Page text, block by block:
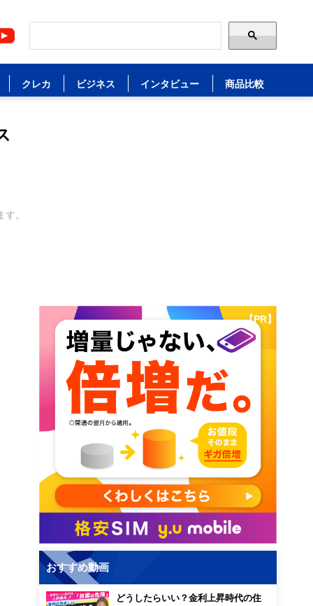
クレカ ビジネス インタビュー 商品比較
す。
【PR】
おすすめ動画
どうしたらいい？金利上昇時代の住